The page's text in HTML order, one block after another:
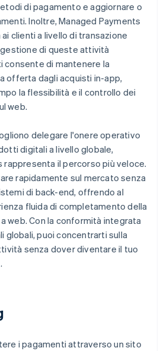
di pagamento e aggiornare o
Inoltre, Managed Payments
clienti a livello di transazione
gestione di queste attività
consente di mantenere la
offerta dagli acquisti in-app,
la flessibilità e il controllo dei
web.
delegare l'onere operativo
digitali a livello globale,
rappresenta il percorso più veloce.
rapidamente sul mercato senza
di back-end, offrendo al
fluida di completamento della
web. Con la conformità integrata
globali, puoi concentrarti sulla
senza dover diventare il tuo
i pagamenti attraverso un sito